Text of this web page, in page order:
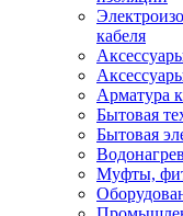
кабеля
Арматура
Бытовая
Бытовая
Муфты,